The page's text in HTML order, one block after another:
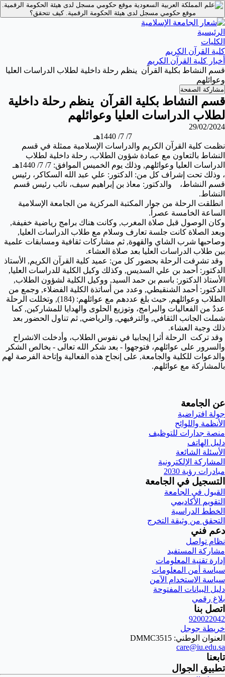
موقع حكومي مسجل لدى هيئة الحكومة الرقمية.
موقع حكومي مسجل لدى هيئة الحكومة الرقمية.كيف تتحقق؟
الرئيسية
الكليات
كلية القرآن الكريم
أخبار كلية القرآن الكريم
قسم النشاط بكلية القرآن ينظم رحلة داخلية لطلاب الدراسات العليا
وعوائلهم
مشاركة الصفحة
قسم النشاط بكلية القرآن ينظم رحلة داخلية
لطلاب الدراسات العليا وعوائلهم
29/02/2024
7/ 7/ 1440هـ
نظمت كلية القرآن الكريم والدراسات الإسلامية ممثلة في قسم
النشاط بالتعاون مع عمادة شؤون الطلاب، رحلة داخلية لطلاب
الدراسات العليا وعوائلهم, وذلك يوم الخميس الموافق: 7/ 7/ 1440هـ
، وذلك تحت إشراف كل من: الدكتور: علي عبد الله السكاكر، رئيس
قسم النشاط، والدكتور: معاذ بن إبراهيم سيف، نائب رئيس قسم
النشاط.
انطلقت الرحلة من جوار المكتبة المركزية من الجامعة الإسلامية
الساعة الخامسة عصراً.
وكان الوصول قبل صلاة المغرب, وكانت هناك برامج رياضية خفيفة,
وبعد الصلاة كانت جلسة تعارف وسلام مع طلاب الدراسات العليا,
وصاحبها شرب الشاي والقهوة, ثم مشاركات ثقافية ومسابقات علمية
بين طلاب الدراسات العليا بعد صلاة العشاء.
وقد تشرفت الرحلة بحضور كل من: عميد كلية القرآن الكريم, الأستاذ
الدكتور: أحمد بن علي السديس, وكذلك وكيل الكلية للدراسات العليا,
الأستاذ الدكتور: باسم بن حمد السيد, ووكيل الكلية لشؤون الطلاب,
الدكتور: أحمد الشنقيطي, وعدد من أساتذة الكلية الفضلاء, وجمع من
الطلاب وعوائلهم, حيث بلغ عددهم مع عوائلهم: (184), وتخللت الرحلة
عددٌ من الفعاليات والبرامج، وتوزيع الحلوى والهدايا للمشاركين, كما
شملت الجانب الثقافي, والترفيهي, والرياضي, ثم تناول الحضور بعد
ذلك وجبة العشاء.
وقد تركت الرحلة أثرا إيجابيا في نفوس الطلاب، وأدخلت الانشراح
والسرور على عوائلهم، فتوجهوا - بعد شكر الله تعالى - بخالص الشكر
والدعوات للكلية والجامعة, على إنجاح هذه الفعالية وإتاحة الفرصة لهم
بالمشاركة مع عوائلهم.
عن الجامعة
جولة افتراضية
الأنظمة واللوائح
منصة جدارات للتوظيف
دليل الهاتف
الأسئلة الشائعة
المشاركة الإلكترونية
مبادرات رؤية 2030
التسجيل في الجامعة
القبول في الجامعة
التقويم الأكاديمي
الخطط الدراسية
التحقق من وثيقة التخرج
دعم فني
نظام تواصل
مشاركة المستفيد
إدارة تقنية المعلومات
سياسة أمن المعلومات
سياسة الاستخدام الآمن
دليل البيانات المفتوحة
بلاغ رقمي
اتصل بنا
920022042
خريطة جوجل
العنوان الوطني: DMMC3515
care@iu.edu.sa
تابعنا
تطبيق الجوال